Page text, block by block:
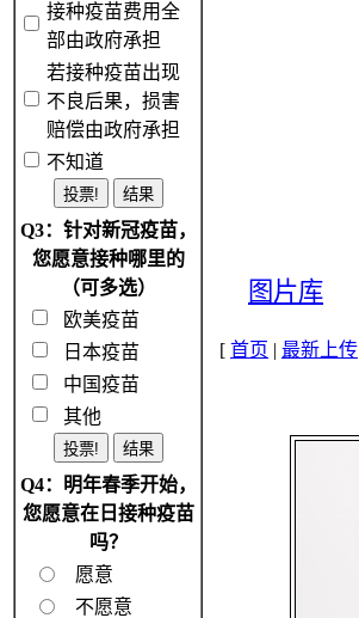
接种疫苗费用全
部由政府承担
若接种疫苗出现
不良后果，损害
赔偿由政府承担
不知道
Q3：针对新冠疫苗，
您愿意接种哪里的
（可多选）
欧美疫苗
日本疫苗
中国疫苗
其他
Q4：明年春季开始，
您愿意在日接种疫苗
吗？
愿意
不愿意
图片库
[ 首页 | 最新上传